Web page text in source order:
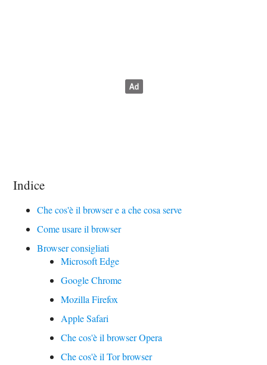
Indice
Che cos'è il browser e a che cosa serve
Come usare il browser
Browser consigliati
Microsoft Edge
Google Chrome
Mozilla Firefox
Apple Safari
Che cos'è il browser Opera
Che cos'è il Tor browser